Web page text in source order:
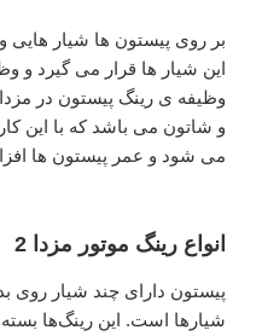
بر روی پیستون ها شیار هایی
این شیار ها قرار می گیرد و
و شاتون می باشد که با این
می شود و عمر پیستون ها
انواع رینگ موتور مزدا 2
پیستون دارای چند شیار روی
شیارها است. این رینگ‌ها